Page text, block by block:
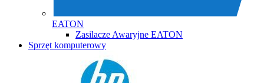
EATON
Zasilacze Awaryjne EATON
Sprzęt komputerowy